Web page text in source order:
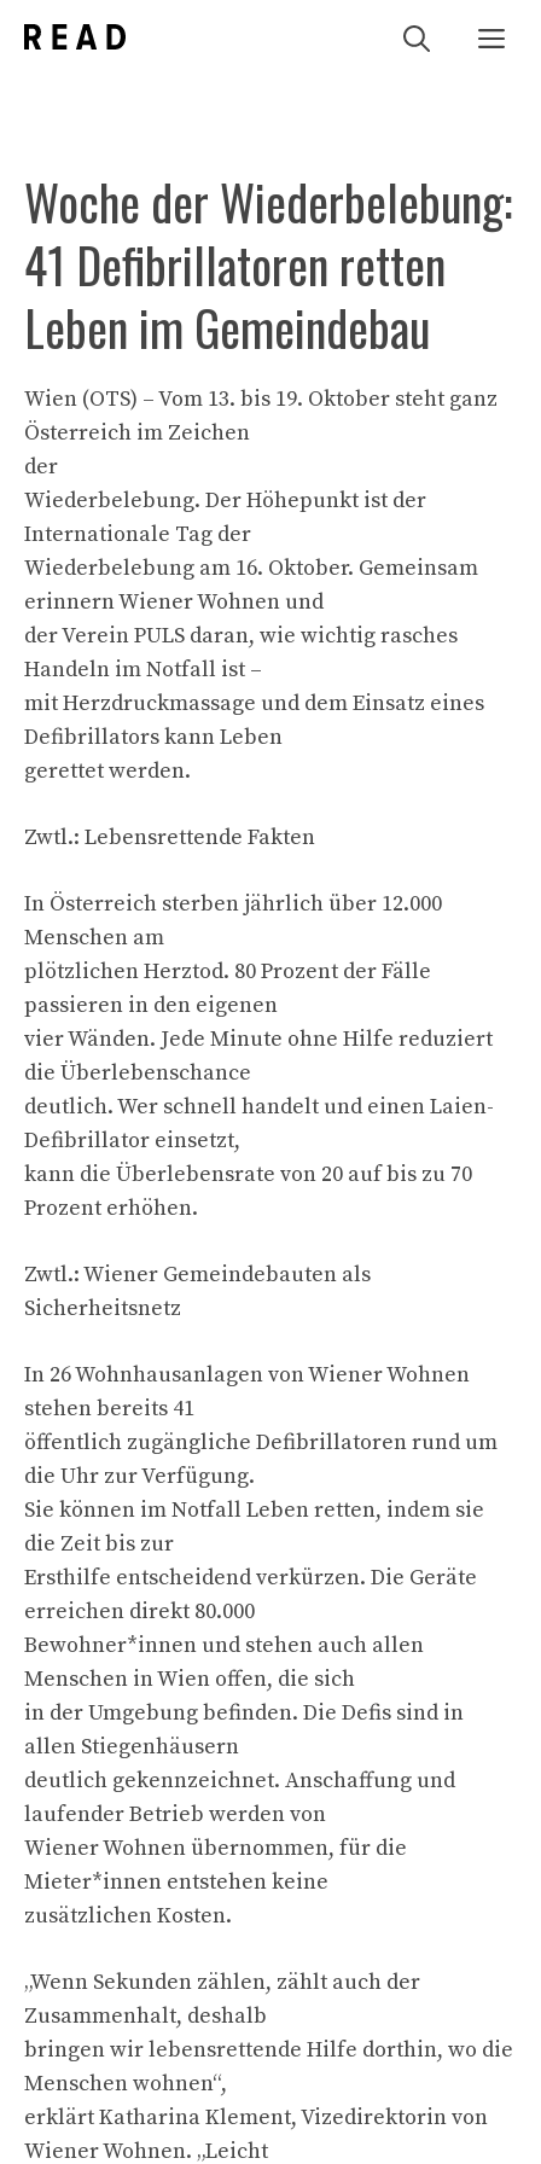
Inhalt
Woche der Wiederbelebung:
41 Defibrillatoren retten
Leben im Gemeindebau
Wien (OTS) – Vom 13. bis 19. Oktober steht ganz
Österreich im Zeichen
der
Wiederbelebung. Der Höhepunkt ist der
Internationale Tag der
Wiederbelebung am 16. Oktober. Gemeinsam
erinnern Wiener Wohnen und
der Verein PULS daran, wie wichtig rasches
Handeln im Notfall ist –
mit Herzdruckmassage und dem Einsatz eines
Defibrillators kann Leben
gerettet werden.
Zwtl.: Lebensrettende Fakten
In Österreich sterben jährlich über 12.000
Menschen am
plötzlichen Herztod. 80 Prozent der Fälle
passieren in den eigenen
vier Wänden. Jede Minute ohne Hilfe reduziert
die Überlebenschance
deutlich. Wer schnell handelt und einen Laien-
Defibrillator einsetzt,
kann die Überlebensrate von 20 auf bis zu 70
Prozent erhöhen.
Zwtl.: Wiener Gemeindebauten als
Sicherheitsnetz
In 26 Wohnhausanlagen von Wiener Wohnen
stehen bereits 41
öffentlich zugängliche Defibrillatoren rund um
die Uhr zur Verfügung.
Sie können im Notfall Leben retten, indem sie
die Zeit bis zur
Ersthilfe entscheidend verkürzen. Die Geräte
erreichen direkt 80.000
Bewohner*innen und stehen auch allen
Menschen in Wien offen, die sich
in der Umgebung befinden. Die Defis sind in
allen Stiegenhäusern
deutlich gekennzeichnet. Anschaffung und
laufender Betrieb werden von
Wiener Wohnen übernommen, für die
Mieter*innen entstehen keine
zusätzlichen Kosten.
„Wenn Sekunden zählen, zählt auch der
Zusammenhalt, deshalb
bringen wir lebensrettende Hilfe dorthin, wo die
Menschen wohnen“,
erklärt Katharina Klement, Vizedirektorin von
Wiener Wohnen. „Leicht